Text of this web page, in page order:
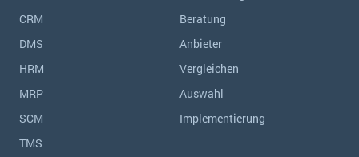
CRM
DMS
HRM
MRP
SCM
TMS
Beratung
Anbieter
Vergleichen
Auswahl
Implementierung